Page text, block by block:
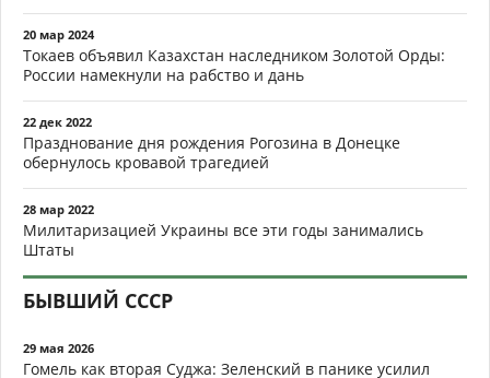
20 мар 2024
Токаев объявил Казахстан наследником Золотой Орды:
России намекнули на рабство и дань
22 дек 2022
Празднование дня рождения Рогозина в Донецке
обернулось кровавой трагедией
28 мар 2022
Милитаризацией Украины все эти годы занимались
Штаты
БЫВШИЙ СССР
29 мая 2026
Гомель как вторая Суджа: Зеленский в панике усилил